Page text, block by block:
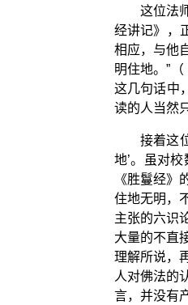
这位法
经讲记》，
相应，与他
明住地。”
这几句话中
读的人当然
接着这
地’。虽对
《胜鬘经
住地无明，
主张的六识
大量的不直
理解所说，
人对佛法的
言，并没有